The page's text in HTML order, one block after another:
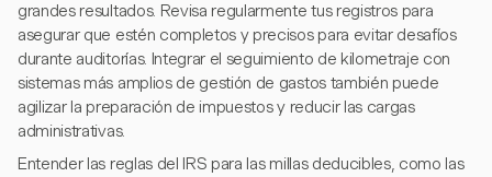
grandes resultados. Revisa regularmente tus registros para
asegurar que estén completos y precisos para evitar desafíos
durante auditorías. Integrar el seguimiento de kilometraje con
sistemas más amplios de gestión de gastos también puede
agilizar la preparación de impuestos y reducir las cargas
administrativas.
Entender las reglas del IRS para las millas deducibles, como las